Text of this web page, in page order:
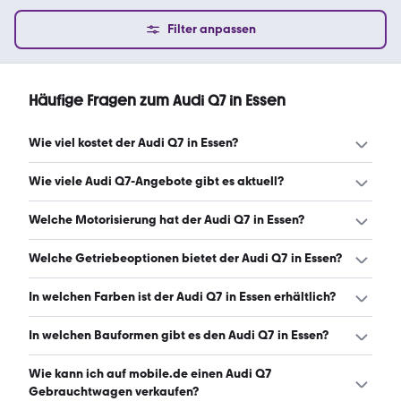
Filter anpassen
Häufige Fragen zum Audi Q7 in Essen
Wie viel kostet der Audi Q7 in Essen?
Ein guter Preis für einen Audi Q7 in Essen liegt zwischen
€ monatlich. (Stand: 6.8.2026)
Wie viele Audi Q7-Angebote gibt es aktuell?
Es gibt insgesamt 112 Audi Q7 bei mobile.de, davon 106
Welche Motorisierung hat der Audi Q7 in Essen?
Der Audi Q7 in Essen hat Leistungen zwischen 232 und 381
Welche Getriebeoptionen bietet der Audi Q7 in Essen?
Der Audi Q7 in Essen ist mit automatischem Getriebe
In welchen Farben ist der Audi Q7 in Essen erhältlich?
Den Audi Q7 in Essen gibt es in folgenden Farben:
rot. Die häufigste Farbe ist schwarz. (Stand: 6.8.2026)
In welchen Bauformen gibt es den Audi Q7 in Essen?
Den Audi Q7 in Essen gibt es in folgenden Bauformen:
SUV. (Stand: 6.8.2026)
Wie kann ich auf mobile.de einen Audi Q7
Gebrauchtwagen verkaufen?